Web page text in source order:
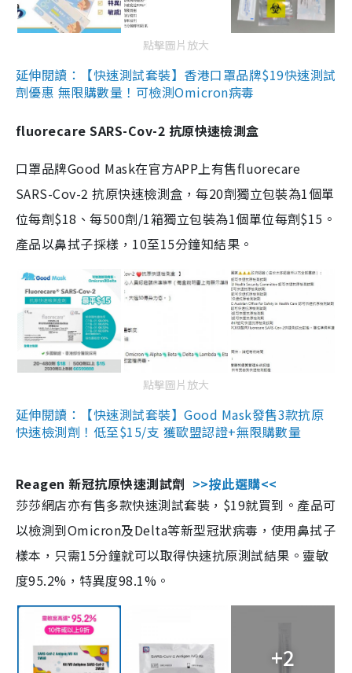
點擊圖片放大
延伸閱讀：【快速測試套裝】香港口罩品牌$19快速測試
劑優惠 無限購數量！可檢測Omicron病毒
fluorecare SARS-Cov-2 抗原快速檢測盒
口罩品牌Good Mask在官方APP上有售fluorecare
SARS-Cov-2 抗原快速檢測盒，每20劑獨立包裝為1個單
位每劑$18、每500劑/1箱獨立包裝為1個單位每劑$15。
產品以鼻拭子採樣，10至15分鐘知結果。
點擊圖片放大
延伸閱讀：【快速測試套裝】Good Mask發售3款抗原
快速檢測劑！低至$15/支 獲歐盟認證+無限購數量
Reagen 新冠抗原快速測試劑 >>按此選購<<
莎莎網店亦有售多款快速測試套裝，$19就買到。產品可
以檢測到Omicron及Delta等新型冠狀病毒，使用鼻拭子
樣本，只需15分鐘就可以取得快速抗原測試結果。靈敏
度95.2%，特異度98.1%。
+2